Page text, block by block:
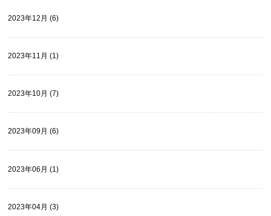
2023年12月 (6)
2023年11月 (1)
2023年10月 (7)
2023年09月 (6)
2023年06月 (1)
2023年04月 (3)